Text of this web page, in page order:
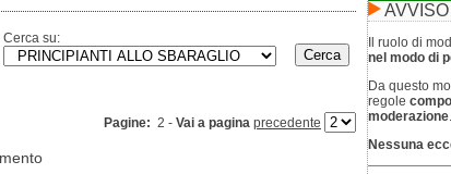
Cerca su:
Pagine: 2 - Vai a pagina precedente
Il ruolo di
nel modo di
Da questo
regole
moderazione.
Nessuna